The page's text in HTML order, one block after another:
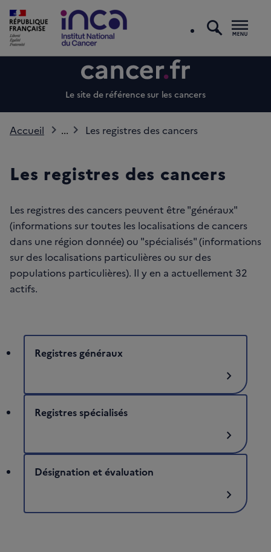
Le site de référence sur les cancers
Accueil ... Les registres des cancers
Les registres des cancers
Les registres des cancers peuvent être "généraux"
(informations sur toutes les localisations de cancers
dans une région donnée) ou "spécialisés" (informations
sur des localisations particulières ou sur des
populations particulières). Il y en a actuellement 32
actifs.
Registres généraux
chevron_right
Registres spécialisés
chevron_right
Désignation et évaluation
chevron_right